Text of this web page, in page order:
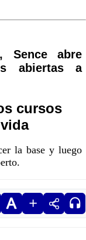
Sence abre
abiertas a
cursos
la base y luego